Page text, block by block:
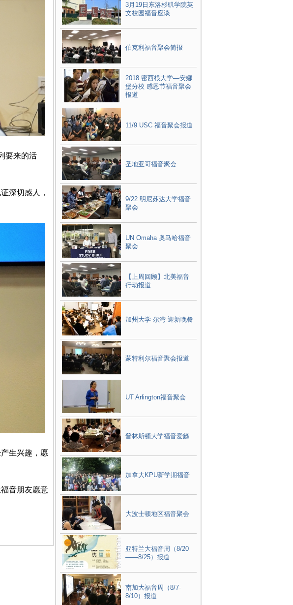
要来的活
深切感人，
生兴趣，愿
音朋友愿意
3月19日东洛杉矶学院英
文校园福音座谈
伯克利福音聚会简报
2018 密西根大学—安娜
堡分校 感恩节福音聚会
报道
11/9 USC 福音聚会报道
圣地亚哥福音聚会
9/22 明尼苏达大学福音
聚会
UN Omaha 奥马哈福音
聚会
【上周回顾】北美福音
行动报道
加州大学-尔湾 迎新晚餐
蒙特利尔福音聚会报道
UT Arlington福音聚会
普林斯顿大学福音爱筵
加拿大KPU新学期福音
大波士顿地区福音聚会
亚特兰大福音周（8/20
——8/25）报道
南加大福音周（8/7-
8/10）报道